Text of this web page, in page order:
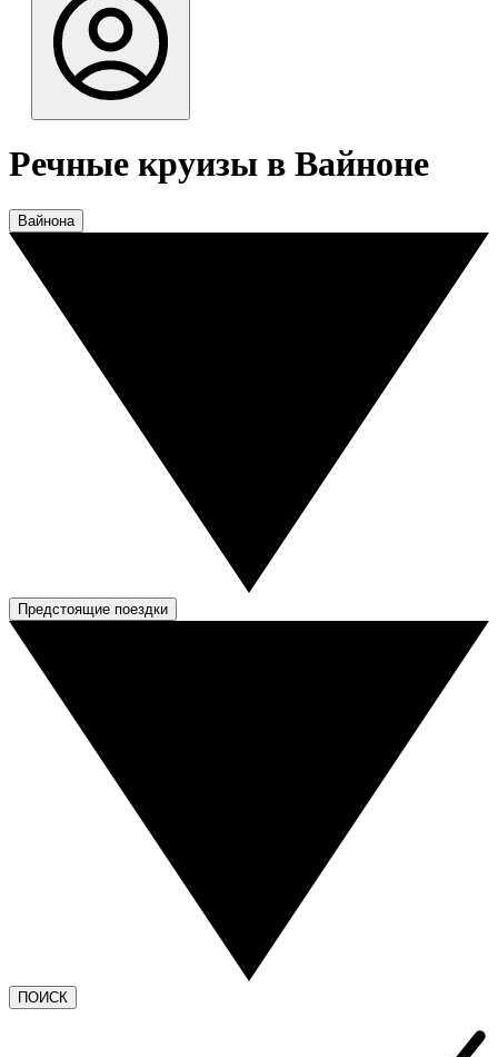
Речные круизы в Вайноне
Вайнона
Предстоящие поездки
ПОИСК